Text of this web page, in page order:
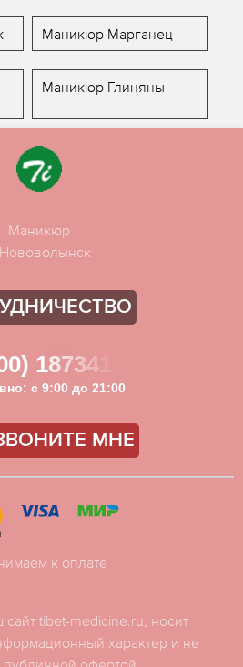
Маникюр Марганец
Маникюр Глиняны
Маникюр
1873411
с 9:00 до 21:00
МНЕ
tibet-medicine.ru, носит
характер и не
к оплате